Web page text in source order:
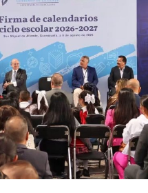
de entre 16 y 24 años
y cabecera
actos cívicos y
en que se
tradiciones. La Reina
Patrias son esa
encabeza los eventos
del Grito y la agenda
Acacio Martínez